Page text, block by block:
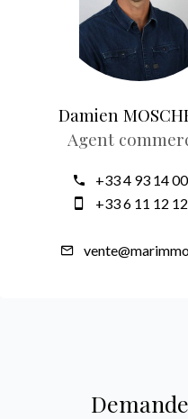
Damien
Agent
+33 4 93 14
+33 6 11 12
Demande